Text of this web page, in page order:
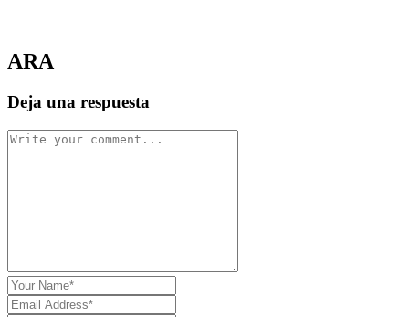
ARA
Deja una respuesta